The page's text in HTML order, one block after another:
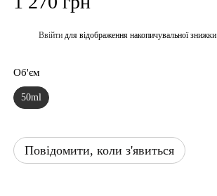
Ввійти для відображення накопичувальної знижки
Об'єм
50ml
Повідомити, коли з'явиться